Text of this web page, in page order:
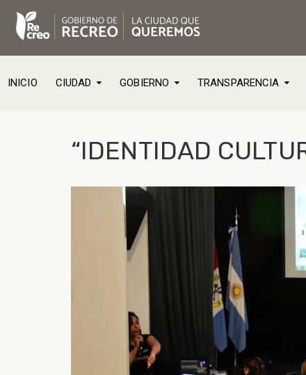
INICIO CIUDAD GOBIERNO TRANSPARENCIA
“IDENTIDAD